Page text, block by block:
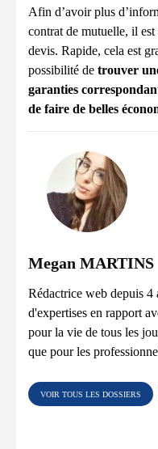
Afin d’avoir plus
contrat de mutuelle, il
devis. Rapide, cela est
possibilité de trouver
garanties
de faire de belles
Megan MARTINS
Rédactrice web depuis 4
d'expertises en rapport
pour la vie de tous les
que pour les
VOIR TOUS LES DOSSIERS